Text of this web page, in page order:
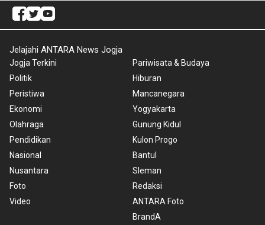
Jogja Terkini
Politik
Peristiwa
Ekonomi
Olahraga
Pendidikan
Nasional
Nusantara
Foto
Video
Hiburan
Mancanegara
Yogyakarta
Gunung Kidul
Kulon Progo
Bantul
Sleman
Redaksi
ANTARA Foto
BrandA
RSS